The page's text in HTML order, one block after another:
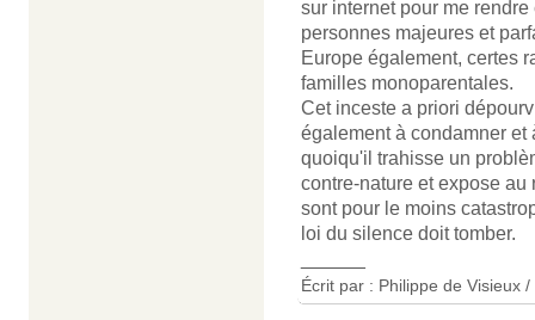
sur internet pour me
personnes majeures et
Europe également, certes
familles monoparentales.
Cet inceste a priori
également à condamner et
quoiqu'il trahisse un
contre-nature et expose
sont pour le moins
loi du silence doit tomber.
Écrit par : Philippe de Visieux